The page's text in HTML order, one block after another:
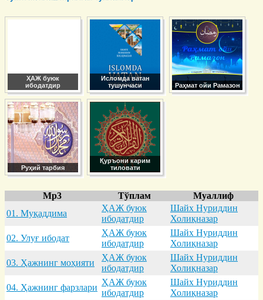
ҲАЖ буюк
ибодатдир
Исломда ватан
тушунчаси
Раҳмат ойи Рамазон
Руҳий тарбия
Қуръони карим
тиловати
Mp3 Тўплам
Муаллиф
01. Муқaддимa
ҲАЖ буюк
ибодатдир
Шайх Нуриддин
Холиқназар
02. Улуғ ибодaт
ҲАЖ буюк
ибодатдир
Шайх Нуриддин
Холиқназар
03. Ҳaжнинг моҳияти
ҲАЖ буюк
ибодатдир
Шайх Нуриддин
Холиқназар
04. Ҳaжнинг фaрзлaри
ҲАЖ буюк
ибодатдир
Шайх Нуриддин
Холиқназар